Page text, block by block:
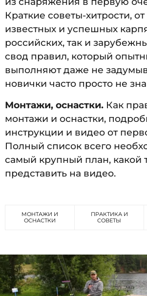
Краткие советы-хитрости,
известных и успешных
российских, так и
свод правил, который
выполняют даже не
новички часто просто не
Монтажи, оснастки. Как
монтажи и оснастки,
инструкции и видео от
Полный список всего
самый крупный план, какой
представить на видео.
МОНТАЖИ И
ОСНАСТКИ
ПРАКТИКА И
СОВЕТЫ